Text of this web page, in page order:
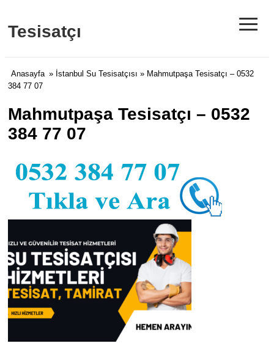
Tesisatçı ≡
Anasayfa » İstanbul Su Tesisatçısı » Mahmutpaşa Tesisatçı – 0532
384 77 07
Mahmutpaşa Tesisatçı – 0532
384 77 07